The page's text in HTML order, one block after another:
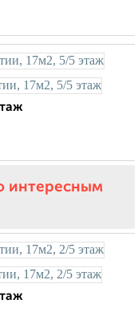
интересным